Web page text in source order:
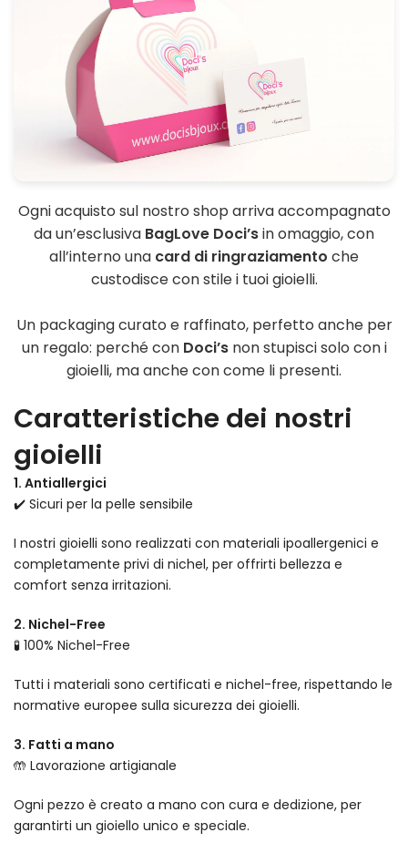
Ogni acquisto sul nostro shop arriva accompagnato
da un’esclusiva BagLove Doci’sin omaggio, con
all’interno una card di ringraziamento che
custodisce con stile i tuoi gioielli.
Un packaging curato e raffinato, perfetto anche per
un regalo: perché con Doci’snon stupisci solo con i
gioielli, ma anche con come li presenti.
Caratteristiche dei nostri
gioielli
1. Antiallergici
✔️ Sicuri per la pelle sensibile
I nostri gioielli sono realizzati con materiali ipoallergenici e
completamente privi di nichel, per offrirti bellezza e
comfort senza irritazioni.
2. Nichel-Free
🧪 100% Nichel-Free
Tutti i materiali sono certificati e nichel-free, rispettando le
normative europee sulla sicurezza dei gioielli.
3. Fatti a mano
🤲 Lavorazione artigianale
Ogni pezzo è creato a mano con cura e dedizione, per
garantirti un gioiello unico e speciale.